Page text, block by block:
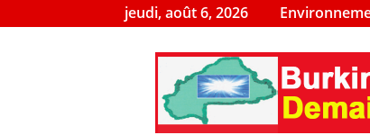
jeudi, août 6, 2026
Burkina
Demain